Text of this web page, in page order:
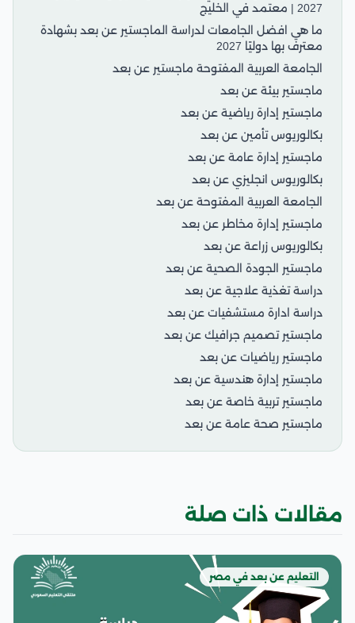
2027 | معتمد في الخليج
ما هي افضل الجامعات لدراسة الماجستير عن بعد بشهادة
معترف بها دوليًا 2027
الجامعة العربية المفتوحة ماجستير عن بعد
ماجستير بيئة عن بعد
ماجستير إدارة رياضية عن بعد
بكالوريوس تأمين عن بعد
ماجستير إدارة عامة عن بعد
بكالوريوس انجليزي عن بعد
الجامعة العربية المفتوحة عن بعد
ماجستير إدارة مخاطر عن بعد
بكالوريوس زراعة عن بعد
ماجستير الجودة الصحية عن بعد
دراسة تغذية علاجية عن بعد
دراسة ادارة مستشفيات عن بعد
ماجستير تصميم جرافيك عن بعد
ماجستير رياضيات عن بعد
ماجستير إدارة هندسية عن بعد
ماجستير تربية خاصة عن بعد
ماجستير صحة عامة عن بعد
مقالات ذات صلة
التعليم عن بعد في مصر